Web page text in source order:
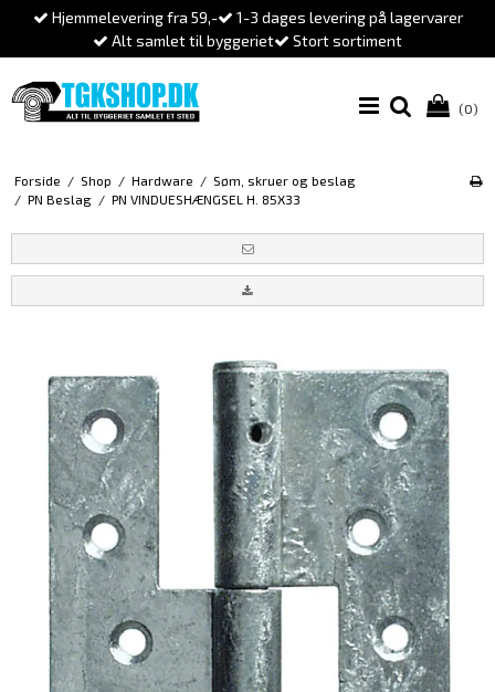
Hjemmelevering fra 59,-
1-3 dages levering på lagervarer
Alt samlet til byggeriet
Stort sortiment
(0)
Forside / Shop / Hardware / Søm, skruer og beslag
/ PN Beslag / PN VINDUESHÆNGSEL H. 85X33